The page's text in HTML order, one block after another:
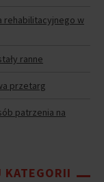
rehabilitacyjnego w
ranne
przetarg
patrzenia na
KATEGORII